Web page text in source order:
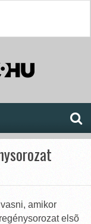
amikor
elsõ